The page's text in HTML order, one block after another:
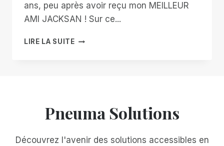
ans, peu après avoir reçu mon MEILLEUR
AMI JACKSAN ! Sur ce...
LIRE LA SUITEMIKE
Pneuma Solutions
Découvrez l'avenir des solutions accessibles en